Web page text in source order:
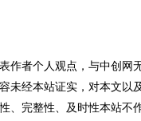
作者个人观点，与中创网
未经本站证实，对本文以
、完整性、及时性本站不